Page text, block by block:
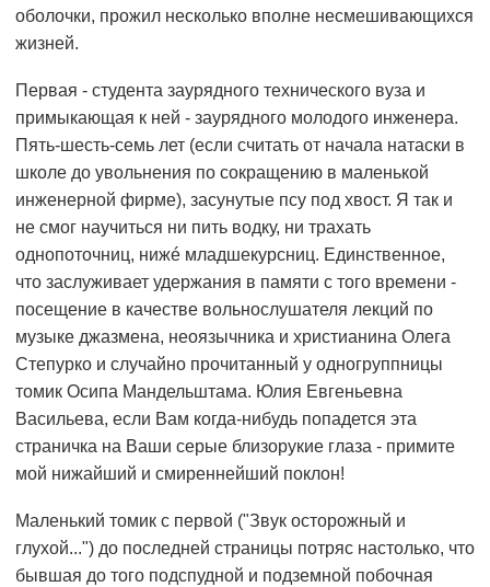
оболочки, прожил несколько вполне несмешивающихся
жизней.
Первая - студента заурядного технического вуза и
примыкающая к ней - заурядного молодого инженера.
Пять-шесть-семь лет (если считать от начала натаски в
школе до увольнения по сокращению в маленькой
инженерной фирме), засунутые псу под хвост. Я так и
не смог научиться ни пить водку, ни трахать
однопоточниц, нижé младшекурсниц. Единственное,
что заслуживает удержания в памяти с того времени -
посещение в качестве вольнослушателя лекций по
музыке джазмена, неоязычника и христианина Олега
Степурко и случайно прочитанный у одногруппницы
томик Осипа Мандельштама. Юлия Евгеньевна
Васильева, если Вам когда-нибудь попадется эта
страничка на Ваши серые близорукие глаза - примите
мой нижайший и смиреннейший поклон!
Маленький томик с первой ("Звук осторожный и
глухой...") до последней страницы потряс настолько, что
бывшая до того подспудной и подземной побочная